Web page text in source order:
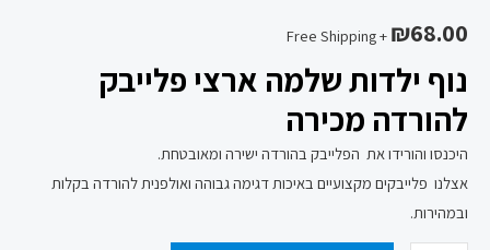
₪68.00
+ Free Shipping
נוף ילדות שלמה ארצי פלייבק
להורדה מכירה
היכנסו והורידו את הפלייבק בהורדה ישירה ומאובטחת.
אצלנו פלייבקים מקצועיים באיכות דגימה גבוהה ואולפנית להורדה בקלות
ובמהירות.